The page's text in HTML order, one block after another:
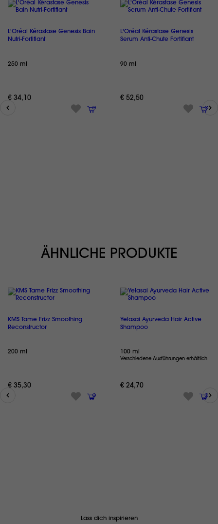
L'Oréal Kérastase Genesis Bain
Nutri-Fortifiant
250 ml
€ 34,10
L'Oréal Kérastase Genesis
Serum Anti-Chute Fortifiant
90 ml
€ 52,50
ÄHNLICHE PRODUKTE
KMS Tame Frizz Smoothing
Reconstructor
200 ml
€ 35,30
Yelasai Ayurveda Hair Active
Shampoo
100 ml
Verschiedene Ausführungen erhältlich
€ 24,70
Lass dich inspirieren